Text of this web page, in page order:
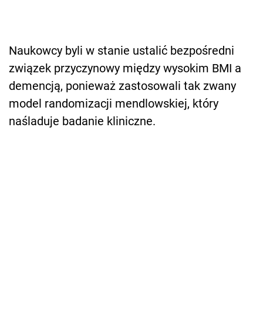
Naukowcy byli w stanie ustalić bezpośredni
związek przyczynowy między wysokim BMI a
demencją, ponieważ zastosowali tak zwany
model randomizacji mendlowskiej, który
naśladuje badanie kliniczne.